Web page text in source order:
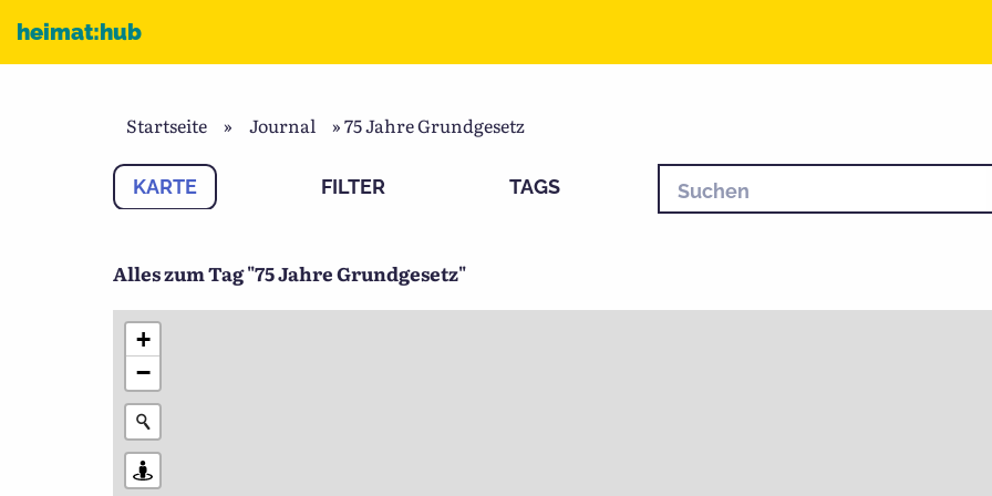
heimat:hub
Startseite » Journal »75 Jahre Grundgesetz
KARTE FILTER TAGS
Alles zum Tag "75 Jahre Grundgesetz"
+
−